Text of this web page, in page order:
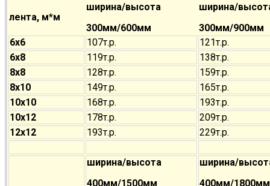
лента, м*м
ширина/высота
300мм/600мм
ширина/
300мм/900мм
6х6
107т.р.
121т.р.
6х8
119т.р.
138т.р.
8х8
128т.р.
159т.р.
8х10
149т.р.
165т.р.
10х10
168т.р.
193т.р.
10х12
178т.р.
209т.р.
12х12
193т.р. 229т.р.
ширина/высота
400мм/1500мм
ширина/
400мм/1800мм